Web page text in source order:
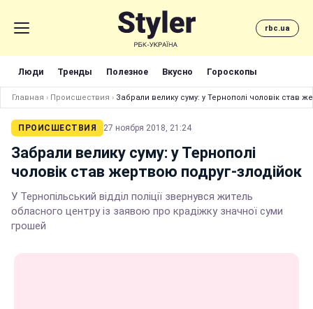
rbc.ua
Люди Тренды Полезное Вкусно Гороскопы
Главная › Происшествия › Забрали велику суму: у Тернополі чоловік став
ПРОИСШЕСТВИЯ 27 ноября 2018, 21:24
Забрали велику суму: у Тернополі
чоловік став жертвою подруг-злодійок
У Тернопільський відділ поліції звернувся житель
обласного центру із заявою про крадіжку значної суми
грошей